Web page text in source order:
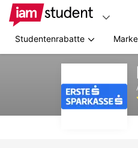
Studentenrabatte